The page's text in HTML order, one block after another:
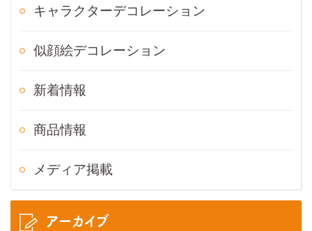
キャラクターデコレーション
似顔絵デコレーション
新着情報
商品情報
メディア掲載
アーカイブ